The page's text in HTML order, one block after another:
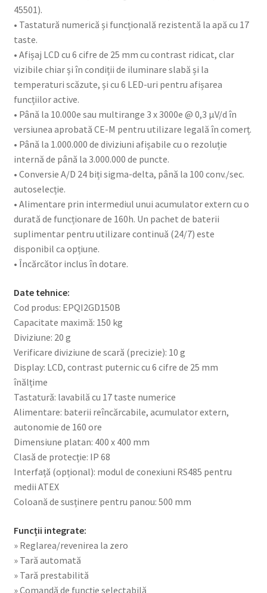
45501).
• Tastatură numerică și funcțională rezistentă la apă cu 17
taste.
• Afișaj LCD cu 6 cifre de 25 mm cu contrast ridicat, clar
vizibile chiar și în condiții de iluminare slabă și la
temperaturi scăzute, și cu 6 LED-uri pentru afișarea
funcțiilor active.
• Până la 10.000e sau multirange 3 x 3000e @ 0,3 µV/d în
versiunea aprobată CE-M pentru utilizare legală în comerț.
• Până la 1.000.000 de diviziuni afișabile cu o rezoluție
internă de până la 3.000.000 de puncte.
• Conversie A/D 24 biți sigma-delta, până la 100 conv./sec.
autoselecție.
• Alimentare prin intermediul unui acumulator extern cu o
durată de funcționare de 160h. Un pachet de baterii
suplimentar pentru utilizare continuă (24/7) este
disponibil ca opțiune.
• Încărcător inclus în dotare.
Date tehnice:
Cod produs: EPQI2GD150B
Capacitate maximă: 150 kg
Diviziune: 20 g
Verificare diviziune de scară (precizie): 10 g
Display: LCD, contrast puternic cu 6 cifre de 25 mm
înălțime
Tastatură: lavabilă cu 17 taste numerice
Alimentare: baterii reîncărcabile, acumulator extern,
autonomie de 160 ore
Dimensiune platan: 400 x 400 mm
Clasă de protecție: IP 68
Interfață (opțional): modul de conexiuni RS485 pentru
medii ATEX
Coloană de susținere pentru panou: 500 mm
Funcții integrate:
» Reglarea/revenirea la zero
» Tară automată
» Tară prestabilită
» Comandă de funcție selectabilă